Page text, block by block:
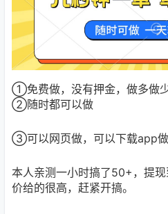
①免费做，没有押金，做多做
②随时都可以做
③可以网页做，可以下载app做
本人亲测一小时搞了50+，提
价给的很高，赶紧开搞。